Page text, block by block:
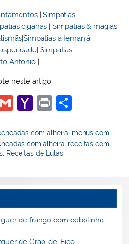
|Simpatias
ciganas |Simpatias & magias
|Simpatias a Iemanjá
|Simpatias
Antonio
neste artigo
T
G
ai
l
Y
h
o
o
l
Pr
t
ar
e
com alheira menus com
com alheira receitas com
Receitas de Lulas
de frango com cebolinha
de Grão-de-Bico